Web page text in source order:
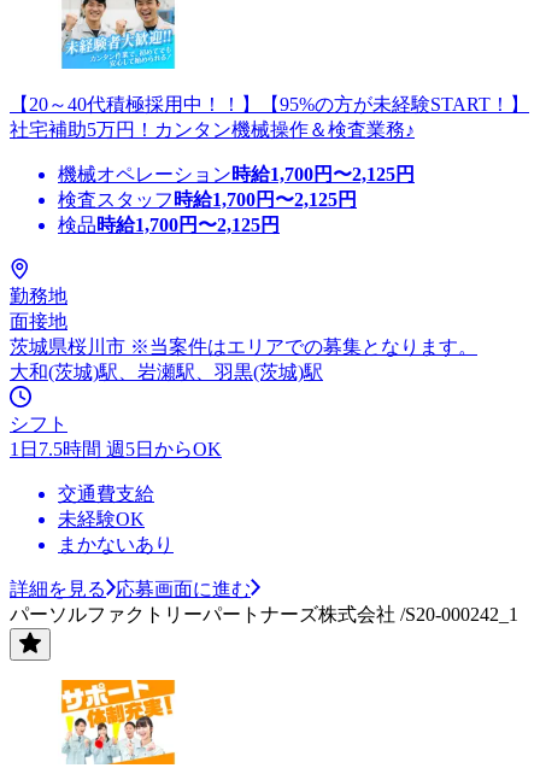
【20～40代積極採用中！！】【95%の方が未経験START！】
社宅補助5万円！カンタン機械操作＆検査業務♪
機械オペレーション時給1,700円〜2,125円
検査スタッフ 時給1,700円〜2,125円
検品時給1,700円〜2,125円
勤務地
面接地
茨城県桜川市 ※当案件はエリアでの募集となります。
大和(茨城)駅、岩瀬駅、羽黒(茨城)駅
シフト
1日7.5時間 週5日からOK
交通費支給
未経験OK
まかないあり
詳細を見る
応募画面に進む
パーソルファクトリーパートナーズ株式会社 /S20-000242_1